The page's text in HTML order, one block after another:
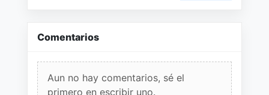
Comentarios
Aun no hay comentarios, sé el
primero en escribir uno.